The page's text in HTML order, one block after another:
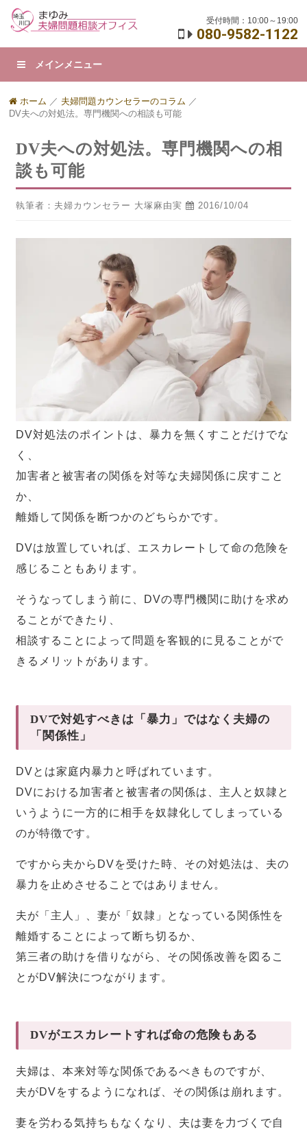
受付時間：10:00～19:00
080-9582-1122
メインメニュー
ホーム ／ 夫婦問題カウンセラーのコラム ／
DV夫への対処法。専門機関への相談も可能
DV夫への対処法。専門機関への相
談も可能
執筆者：夫婦カウンセラー 大塚麻由実 2016/10/04
DV対処法のポイントは、暴力を無くすことだけでな
く、
加害者と被害者の関係を対等な夫婦関係に戻すこと
か、
離婚して関係を断つかのどちらかです。
DVは放置していれば、エスカレートして命の危険を
感じることもあります。
そうなってしまう前に、DVの専門機関に助けを求め
ることができたり、
相談することによって問題を客観的に見ることがで
きるメリットがあります。
DVで対処すべきは「暴力」ではなく夫婦の
「関係性」
DVとは家庭内暴力と呼ばれています。
DVにおける加害者と被害者の関係は、主人と奴隷と
いうように一方的に相手を奴隷化してしまっている
のが特徴です。
ですから夫からDVを受けた時、その対処法は、夫の
暴力を止めさせることではありません。
夫が「主人」、妻が「奴隷」となっている関係性を
離婚することによって断ち切るか、
第三者の助けを借りながら、その関係改善を図るこ
とがDV解決につながります。
DVがエスカレートすれば命の危険もある
夫婦は、本来対等な関係であるべきものですが、
夫がDVをするようになれば、その関係は崩れます。
妻を労わる気持ちもなくなり、夫は妻を力づくで自